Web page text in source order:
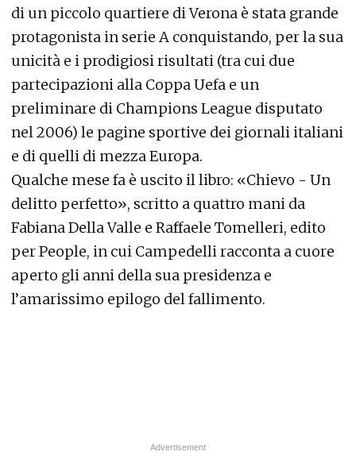
di un piccolo quartiere di Verona è stata grande
protagonista in serie A conquistando, per la sua
unicità e i prodigiosi risultati (tra cui due
partecipazioni alla Coppa Uefa e un
preliminare di Champions League disputato
nel 2006) le pagine sportive dei giornali italiani
e di quelli di mezza Europa.
Qualche mese fa è uscito il libro: «Chievo - Un
delitto perfetto», scritto a quattro mani da
Fabiana Della Valle e Raffaele Tomelleri, edito
per People, in cui Campedelli racconta a cuore
aperto gli anni della sua presidenza e
l’amarissimo epilogo del fallimento.